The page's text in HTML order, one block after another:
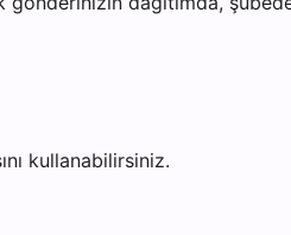
kullanabilirsiniz.